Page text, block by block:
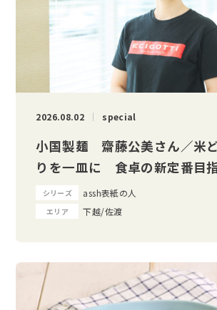
2026.08.02 special
小国製麺 齋藤公美さん／米
りを一皿に 食卓の新定番目
シリーズ assh表紙の人
エリア 下越/佐渡